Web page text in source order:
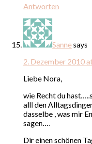
Antworten
Sannesays
2. Dezember 2010
Liebe Nora,
wie Recht du
alll den
dasselbe , was mir
sagen….
Dir einen schönen